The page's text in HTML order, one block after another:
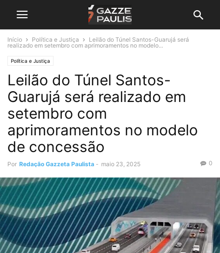
Início Política e Justiça
Leilão do Túnel Santos-Guarujá será
realizado em setembro com aprimoramentos no modelo...
Política e Justiça
Leilão do Túnel Santos-
Guarujá será realizado em
setembro com
aprimoramentos no modelo
de concessão
Por Redação Gazzeta Paulista - maio 23, 2025 0